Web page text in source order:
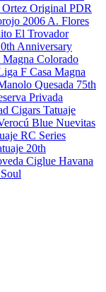
Original PDR
2006 A. Flores
El Trovador
Anniversary
Magna Colorado
F Casa Magna
Quesada 75th
Privada
Cigars Tatuaje
Blue Nuevitas
RC Series
20th
Ciglue Havana